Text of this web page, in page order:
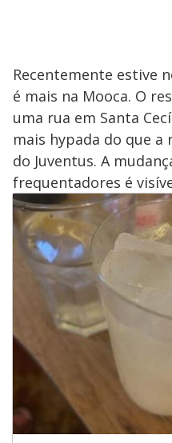
Recentemente estive
é mais na Mooca. O
uma rua em Santa
mais hypada do que
do Juventus. A
frequentadores é